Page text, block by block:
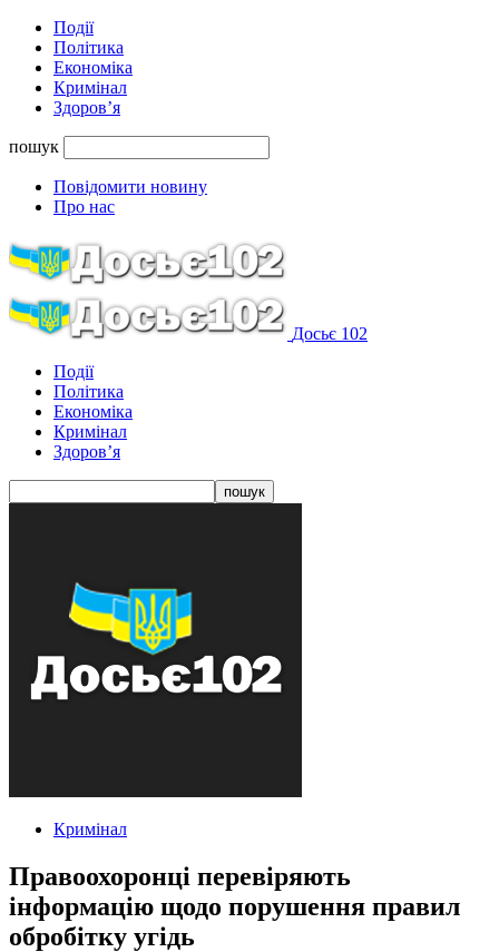
Події
Політика
Економіка
Кримінал
Здоров’я
пошук
Повідомити новину
Про нас
Досьє 102
Події
Політика
Економіка
Кримінал
Здоров’я
Кримінал
Правоохоронці перевіряють
інформацію щодо порушення правил
обробітку угідь